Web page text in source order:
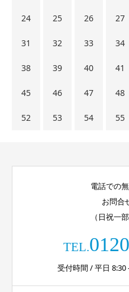
24 25 26 27
31 32 33 34
38 39 40 41
45 46 47 48
52 53 54 55
電話での
お問合
（日祝一
TEL.
受付時間 / 平日 8:30